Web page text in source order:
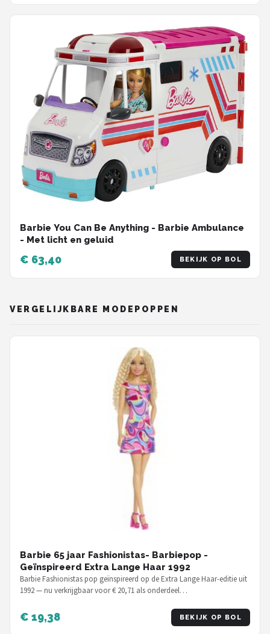
Barbie You Can Be Anything - Barbie Ambulance
- Met licht en geluid
€ 63,40 BEKIJK OP BOL
VERGELIJKBARE MODEPOPPEN
Barbie 65 jaar Fashionistas- Barbiepop -
Geïnspireerd Extra Lange Haar 1992
Barbie Fashionistas pop geïnspireerd op de Extra Lange Haar-editie uit
1992 — nu verkrijgbaar voor € 20,71 als onderdeel…
€ 19,38 BEKIJK OP BOL